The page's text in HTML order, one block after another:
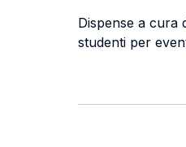
Dispense a cura
studenti per